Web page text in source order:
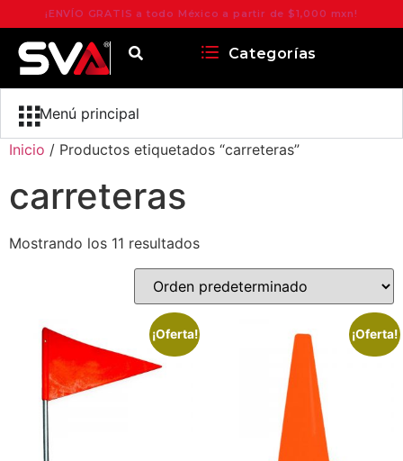
¡ENVÍO GRATIS a todo México a partir de $1,000 mxn!
Categorías
Menú principal
Inicio / Productos etiquetados “carreteras”
carreteras
Mostrando los 11 resultados
¡Oferta! ¡Oferta!